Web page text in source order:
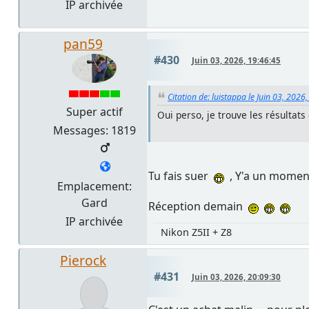
IP archivée
pan59
Super actif
Messages: 1819
Emplacement:
Gard
IP archivée
#430 Juin 03, 2026, 19:46:45
Citation de: luistappa le Juin 03,
Oui perso, je trouve les résultats
Tu fais suer
, Y'a un
Réception demain
Nikon Z5II + Z8
Pierock
#431 Juin 03, 2026, 20:09:30